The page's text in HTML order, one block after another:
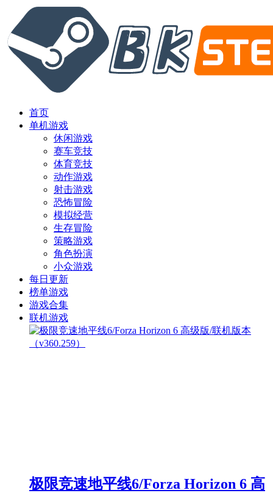
首页
单机游戏
休闲游戏
赛车竞技
体育竞技
动作游戏
射击游戏
恐怖冒险
模拟经营
生存冒险
策略游戏
角色扮演
小众游戏
每日更新
榜单游戏
游戏合集
联机游戏
极限竞速地平线6/Forza Horizon 6 高